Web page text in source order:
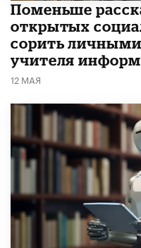
Поменьше
открытых
сорить
учителя
12 МАЯ